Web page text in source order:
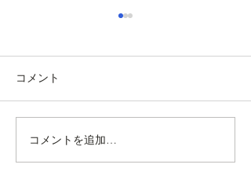
当クラブのホームページで、
令和５年の１月月間予定を公
開いたしましたのでお知らせ
いたします。なお、今月は第
コメント
コメントを追加…